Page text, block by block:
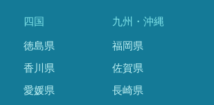
四国
徳島県
香川県
愛媛県
九州・沖縄
福岡県
佐賀県
長崎県